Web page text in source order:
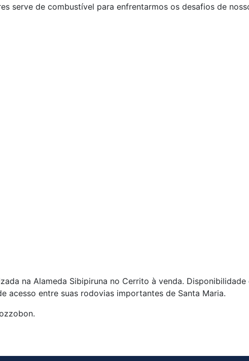
serve de combustível para enfrentarmos os desafios de
na Alameda Sibipiruna no Cerrito à venda.
acesso entre suas rodovias importantes de Santa Maria.